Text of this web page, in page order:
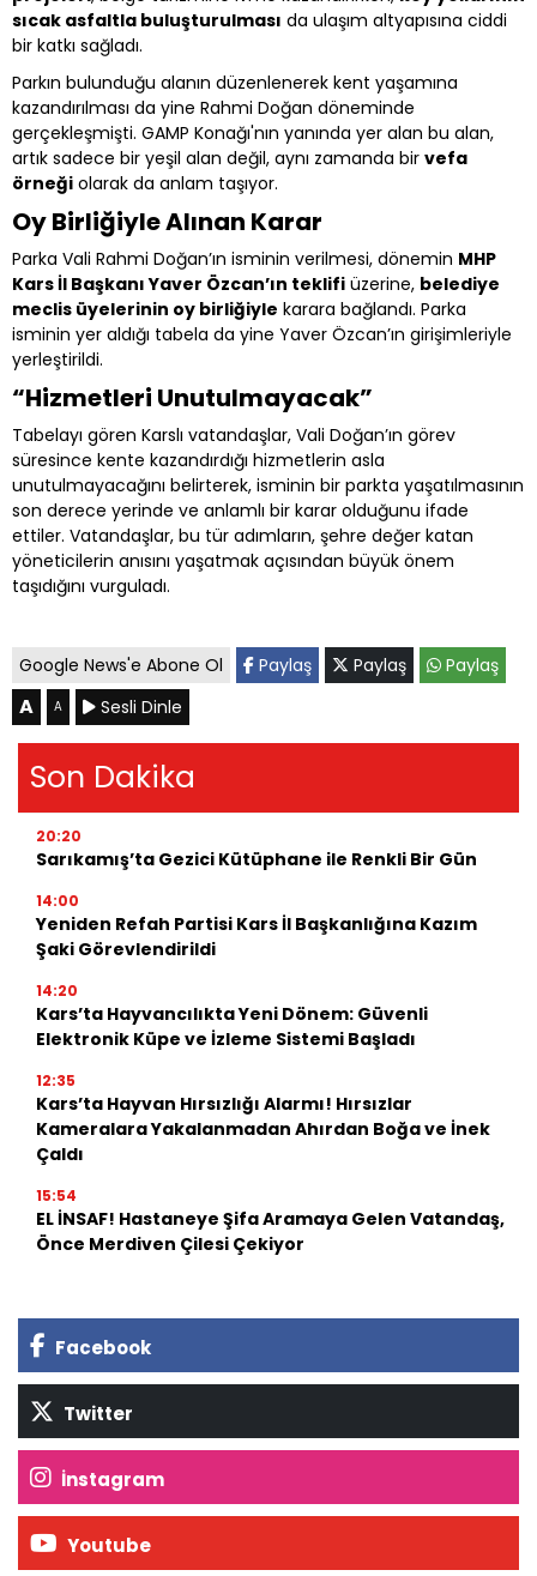
sıcak asfaltla buluşturulması da ulaşım altyapısına ciddi
bir katkı sağladı.
Parkın bulunduğu alanın düzenlenerek kent yaşamına
kazandırılması da yine Rahmi Doğan döneminde
gerçekleşmişti. GAMP Konağı'nın yanında yer alan bu alan,
artık sadece bir yeşil alan değil, aynı zamanda bir vefa
örneği olarak da anlam taşıyor.
Oy Birliğiyle Alınan Karar
Parka Vali Rahmi Doğan’ın isminin verilmesi, dönemin MHP
Kars İl Başkanı Yaver Özcan’ın teklifi üzerine, belediye
meclis üyelerinin oy birliğiyle karara bağlandı. Parka
isminin yer aldığı tabela da yine Yaver Özcan’ın girişimleriyle
yerleştirildi.
“Hizmetleri Unutulmayacak”
Tabelayı gören Karslı vatandaşlar, Vali Doğan’ın görev
süresince kente kazandırdığı hizmetlerin asla
unutulmayacağını belirterek, isminin bir parkta yaşatılmasının
son derece yerinde ve anlamlı bir karar olduğunu ifade
ettiler. Vatandaşlar, bu tür adımların, şehre değer katan
yöneticilerin anısını yaşatmak açısından büyük önem
taşıdığını vurguladı.
Google News'e Abone Ol Paylaş Paylaş Paylaş
A A Sesli Dinle
Son Dakika
20:20
Sarıkamış’ta Gezici Kütüphane ile Renkli Bir Gün
14:00
Yeniden Refah Partisi Kars İl Başkanlığına Kazım
Şaki Görevlendirildi
14:20
Kars’ta Hayvancılıkta Yeni Dönem: Güvenli
Elektronik Küpe ve İzleme Sistemi Başladı
12:35
Kars’ta Hayvan Hırsızlığı Alarmı! Hırsızlar
Kameralara Yakalanmadan Ahırdan Boğa ve İnek
Çaldı
15:54
EL İNSAF! Hastaneye Şifa Aramaya Gelen Vatandaş,
Önce Merdiven Çilesi Çekiyor
Facebook
Twitter
İnstagram
Youtube